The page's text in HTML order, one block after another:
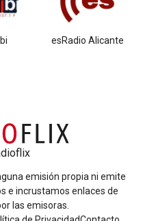
esRadio Alicante
emisión propia ni emite
e incrustamos enlaces de
las emisoras.